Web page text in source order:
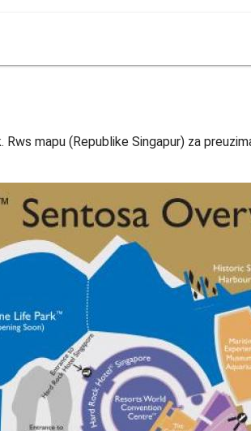
mapu (Republike Singapur) za